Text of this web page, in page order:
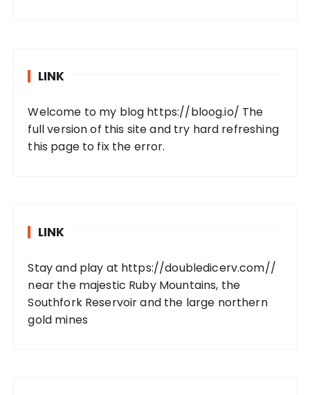
LINK
Welcome to my blog https://bloog.io/ The
full version of this site and try hard refreshing
this page to fix the error.
LINK
Stay and play at https://doubledicerv.com//
near the majestic Ruby Mountains, the
Southfork Reservoir and the large northern
gold mines